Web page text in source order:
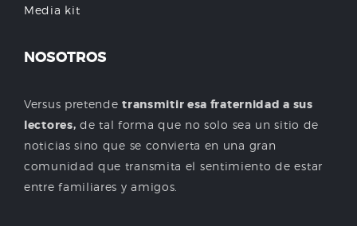
Media kit
NOSOTROS
Versus pretendetransmitir esa fraternidad a sus
lectores, de tal forma que no solo sea un sitio de
noticias sino que se convierta en una gran
comunidad que transmita el sentimiento de estar
entre familiares y amigos.